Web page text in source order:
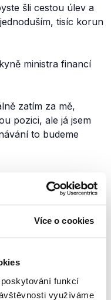
Více o cookies
funkcí
využíváme
šli cestou úlev a
tisíc korun
ministra financí
zatím za mě,
pozici, ale já jsem
to budeme